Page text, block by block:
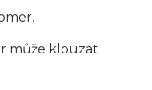
může klouzat